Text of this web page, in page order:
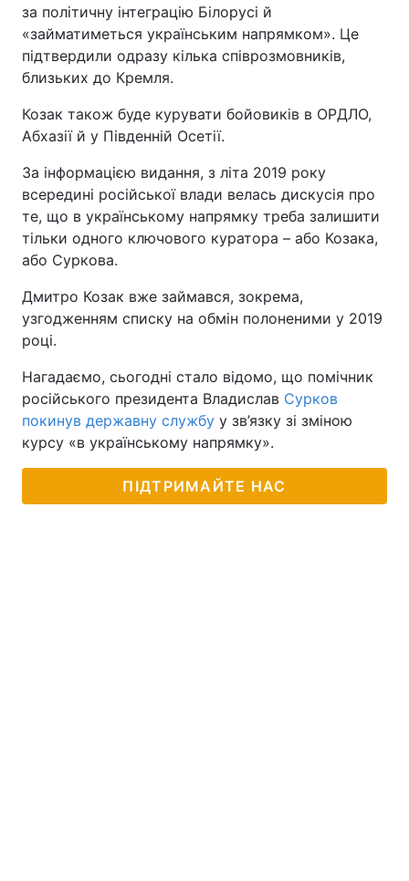
Тема оформлення
за політичну інтеграцію Білорусі й
«займатиметься українським напрямком». Це
підтвердили одразу кілька співрозмовників,
близьких до Кремля.
Козак також буде курувати бойовиків в ОРДЛО,
Абхазії й у Південній Осетії.
За інформацією видання, з літа 2019 року
всередині російської влади велась дискусія про
те, що в українському напрямку треба залишити
тільки одного ключового куратора – або Козака,
або Суркова.
Дмитро Козак вже займався, зокрема,
узгодженням списку на обмін полоненими у 2019
році.
Нагадаємо, сьогодні стало відомо, що помічник
російського президента Владислав Сурков
покинув державну службу у зв’язку зі зміною
курсу «в українському напрямку».
ПІДТРИМАЙТЕ НАС